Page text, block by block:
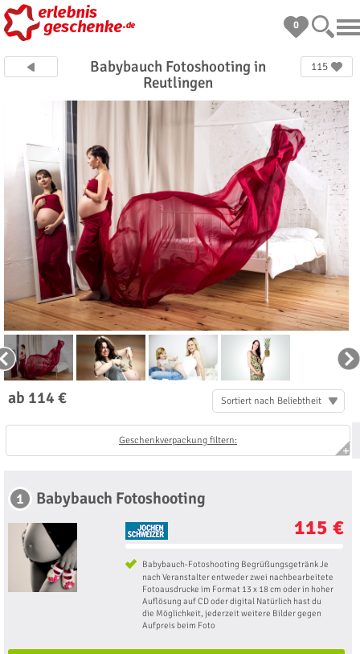
0
Babybauch Fotoshooting in
Reutlingen
115
ab 114 € Sortiert nach Beliebtheit
Geschenkverpackung filtern:
1 Babybauch Fotoshooting
115 €
Babybauch-Fotoshooting Begrüßungsgetränk Je
nach Veranstalter entweder zwei nachbearbeitete
Fotoausdrucke im Format 13 x 18 cm oder in hoher
Auflösung auf CD oder digital Natürlich hast du
die Möglichkeit, jederzeit weitere Bilder gegen
Aufpreis beim Foto